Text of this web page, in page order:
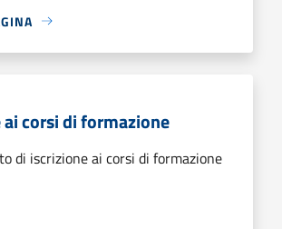
corsi di formazione
di iscrizione ai corsi di formazione